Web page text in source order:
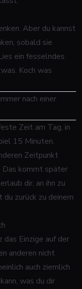
Aber du kannst
sobald sie
ein fesselndes
Koch was
nach einer
Zeit am Tag, in
15 Minuten.
Zeitpunkt
Das kommt später
dir, an ihn zu
zurück zu deinem
das Einzige auf der
anderen nicht
auch ziemlich
was du dir